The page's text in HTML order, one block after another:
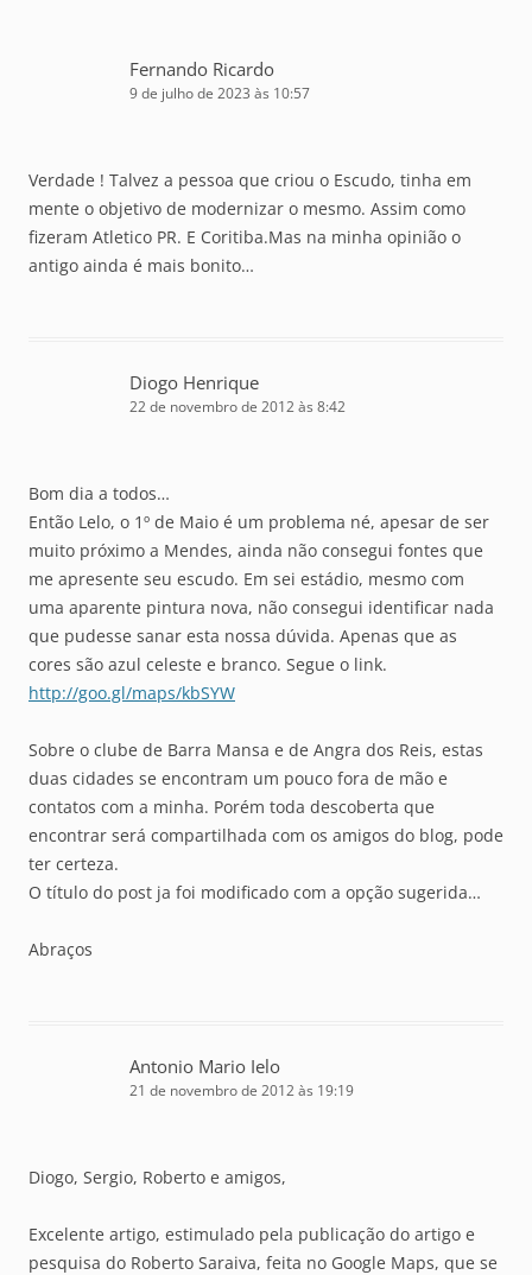
Fernando Ricardo
9 de julho de 2023 às 10:57
Verdade ! Talvez a pessoa que criou o Escudo, tinha em
mente o objetivo de modernizar o mesmo. Assim como
fizeram Atletico PR. E Coritiba.Mas na minha opinião o
antigo ainda é mais bonito…
Diogo Henrique
22 de novembro de 2012 às 8:42
Bom dia a todos…
Então Lelo, o 1º de Maio é um problema né, apesar de ser
muito próximo a Mendes, ainda não consegui fontes que
me apresente seu escudo. Em sei estádio, mesmo com
uma aparente pintura nova, não consegui identificar nada
que pudesse sanar esta nossa dúvida. Apenas que as
cores são azul celeste e branco. Segue o link.
http://goo.gl/maps/kbSYW
Sobre o clube de Barra Mansa e de Angra dos Reis, estas
duas cidades se encontram um pouco fora de mão e
contatos com a minha. Porém toda descoberta que
encontrar será compartilhada com os amigos do blog, pode
ter certeza.
O título do post ja foi modificado com a opção sugerida…
Abraços
Antonio Mario Ielo
21 de novembro de 2012 às 19:19
Diogo, Sergio, Roberto e amigos,
Excelente artigo, estimulado pela publicação do artigo e
pesquisa do Roberto Saraiva, feita no Google Maps, que se